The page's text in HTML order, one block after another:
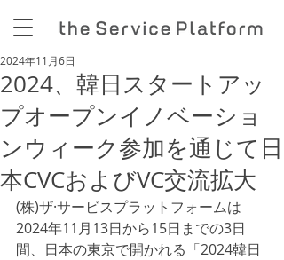
2024、韓日スタートアッ
プオープンイノベーショ
ンウィーク参加を通じて日
本CVCおよびVC交流拡大
2024年11月6日
(株)ザ·サービスプラットフォームは
2024年11月13日から15日までの3日
間、日本の東京で開かれる「2024韓日